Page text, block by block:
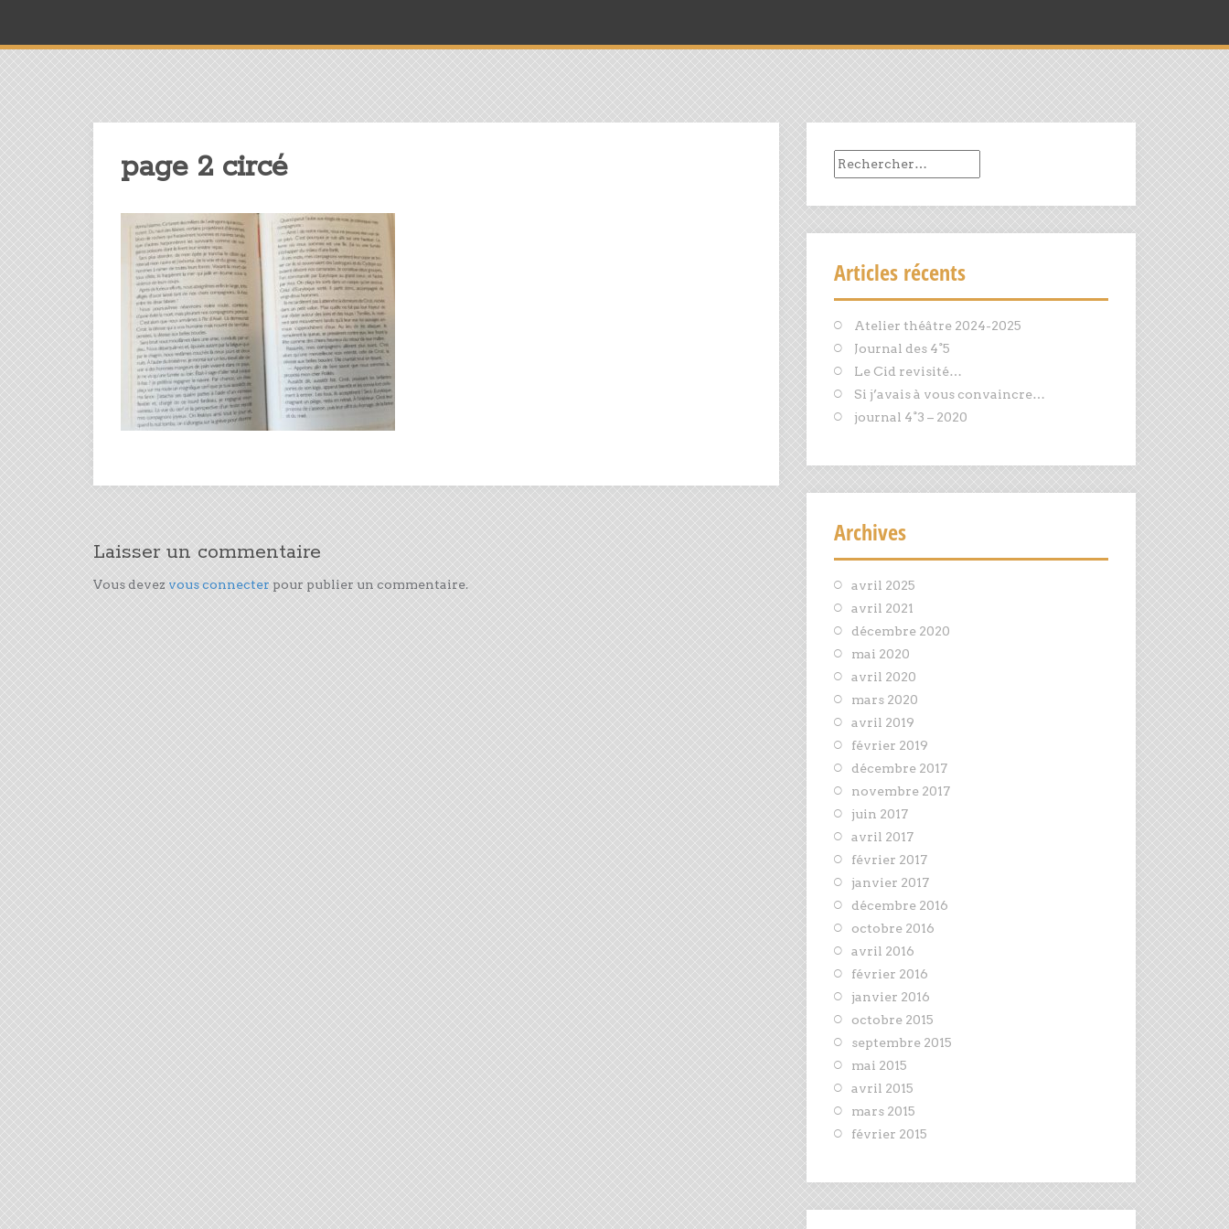
page 2 circé
Laisser un commentaire
Vous devez vous connecter pour publier un commentaire.
Rechercher :
Articles récents
Atelier théâtre 2024-2025
Journal des 4°5
Le Cid revisité…
Si j’avais à vous convaincre…
journal 4°3 – 2020
Archives
avril 2025
avril 2021
décembre 2020
mai 2020
avril 2020
mars 2020
avril 2019
février 2019
décembre 2017
novembre 2017
juin 2017
avril 2017
février 2017
janvier 2017
décembre 2016
octobre 2016
avril 2016
février 2016
janvier 2016
octobre 2015
septembre 2015
mai 2015
avril 2015
mars 2015
février 2015